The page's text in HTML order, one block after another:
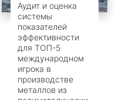
Аудит и оценка
системы
показателей
эффективности
для ТОП-5
международном
игрока в
производстве
металлов из